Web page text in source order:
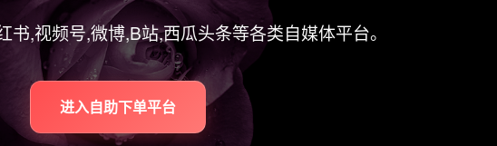
书,视频号,微博,B站,西瓜头条等各类自媒体平台。
进入自助下单平台